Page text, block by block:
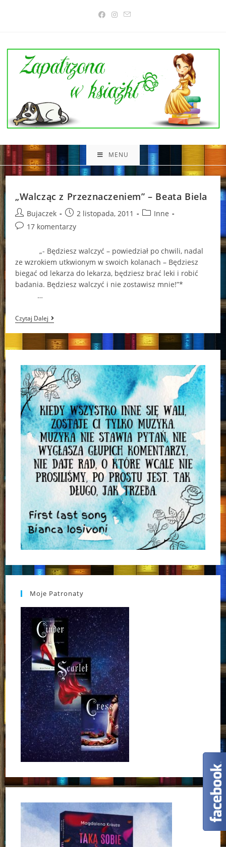
MENU
„Walcząc z Przeznaczeniem” – Beata Biela
Post
author:
Bujaczek
Post
published:
2 listopada, 2011
PostInne
Post17 komentarzy
„- Będziesz walczyć – powiedział po chwili, nadal
ze wzrokiem utkwionym w swoich kolanach – Będziesz
biegać od lekarza do lekarza, będziesz brać leki i robić
badania. Będziesz walczyć i nie zostawisz mnie!”*
…
Czytaj Dalej„Walcząc
Z
Przeznaczeniem”
–
Beata
Moje Patronaty